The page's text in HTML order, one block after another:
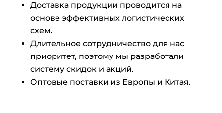
Доставка продукции проводится на
основе эффективных логистических
схем.
Длительное сотрудничество для нас
приоритет, поэтому мы разработали
систему скидок и акций.
Оптовые поставки из Европы и Китая.